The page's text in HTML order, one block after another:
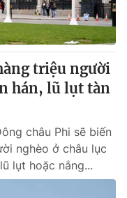
triệu người
hán, lũ lụt tàn
châu Phi sẽ biến
nghèo ở châu lục
lụt hoặc nắng...